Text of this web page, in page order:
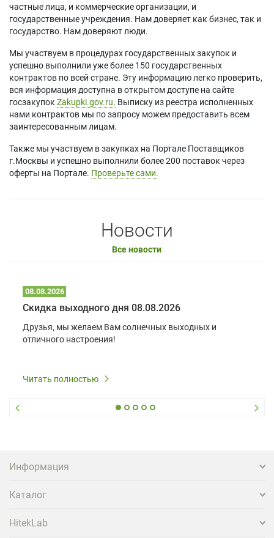
частные лица, и коммерческие организации, и
государственные учреждения. Нам доверяет как бизнес, так и
государство. Нам доверяют люди.
Мы участвуем в процедурах государственных закупок и
успешно выполнили уже более 150 государственных
контрактов по всей стране. Эту информацию легко проверить,
вся информация доступна в открытом доступе на сайте
госзакупок Zakupki.gov.ru. Выписку из реестра исполненных
нами контрактов мы по запросу можем предоставить всем
заинтересованным лицам.
Также мы участвуем в закупках на Портале Поставщиков
г.Москвы и успешно выполнили более 200 поставок через
оферты на Портале. Проверьте сами.
Новости
Все новости
08.08.2026
Скидка выходного дня 08.08.2026
Друзья, мы желаем Вам солнечных выходных и
отличного настроения!
Читать полностью
Информация
Каталог
HitekLab